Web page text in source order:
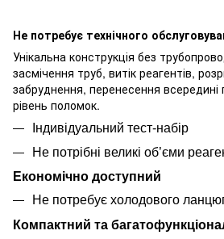
Не потребує технічного
Унікальна конструкція без
засмічення труб, витік реагентів,
забруднення, перенесення
рівень поломок.
Індивідуальний тест-набір
Не потрібні великі об’єми
Економічно доступний
Не потребує холодового
Компактний та